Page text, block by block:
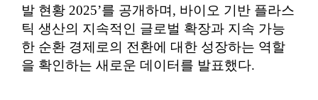
발 현황 2025’를 공개하며, 바이오 기반 플라스
틱 생산의 지속적인 글로벌 확장과 지속 가능
한 순환 경제로의 전환에 대한 성장하는 역할
을 확인하는 새로운 데이터를 발표했다.